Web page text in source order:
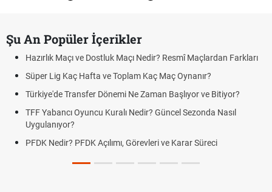
Şu An Popüler İçerikler
Hazırlık Maçı ve Dostluk Maçı Nedir? Resmî Maçlardan Farkları
Süper Lig Kaç Hafta ve Toplam Kaç Maç Oynanır?
Türkiye'de Transfer Dönemi Ne Zaman Başlıyor ve Bitiyor?
TFF Yabancı Oyuncu Kuralı Nedir? Güncel Sezonda Nasıl
Uygulanıyor?
PFDK Nedir? PFDK Açılımı, Görevleri ve Karar Süreci